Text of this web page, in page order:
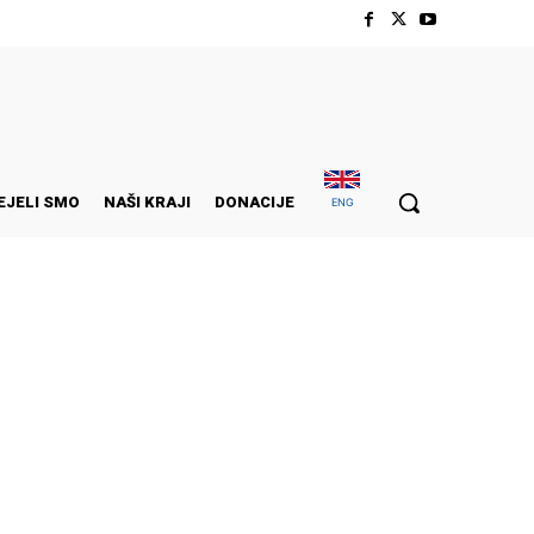
SMO NAŠI KRAJI DONACIJE ENG